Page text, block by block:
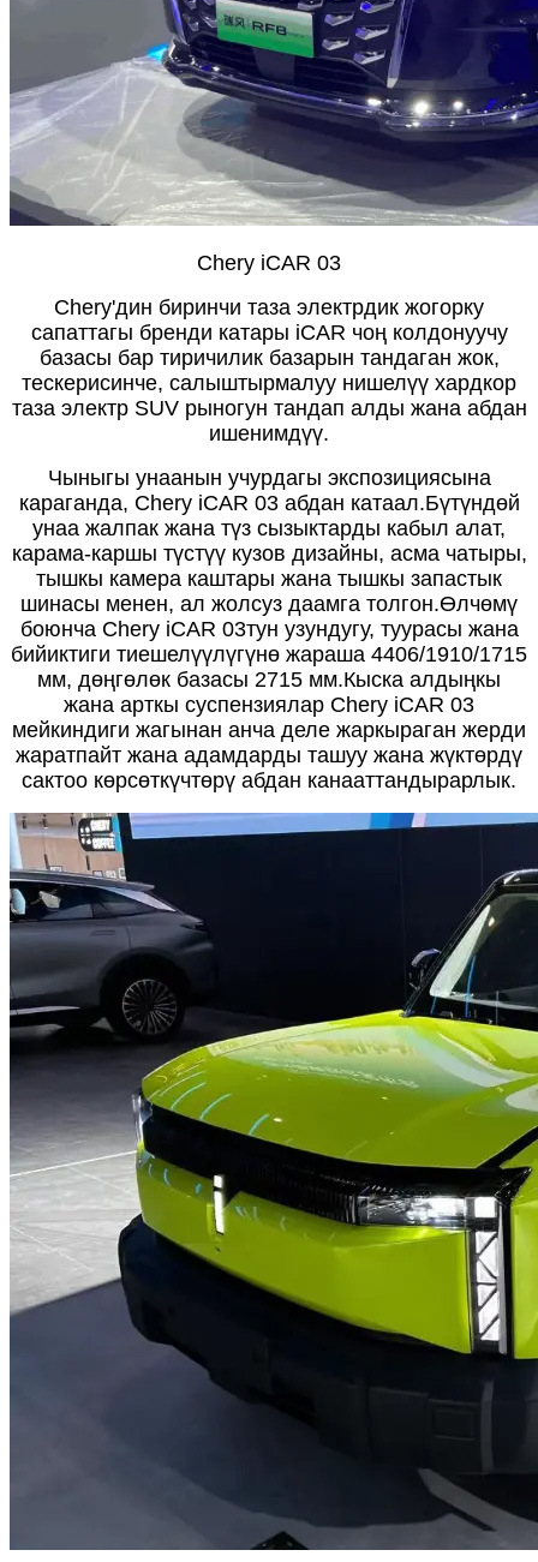
Chery iCAR 03
Chery'дин биринчи таза электрдик жогорку
сапаттагы бренди катары iCAR чоң колдонуучу
базасы бар тиричилик базарын тандаган жок,
тескерисинче, салыштырмалуу нишелүү хардкор
таза электр SUV рыногун тандап алды жана абдан
ишенимдүү.
Чыныгы унаанын учурдагы экспозициясына
караганда, Chery iCAR 03 абдан катаал.Бүтүндөй
унаа жалпак жана түз сызыктарды кабыл алат,
карама-каршы түстүү кузов дизайны, асма чатыры,
тышкы камера каштары жана тышкы запастык
шинасы менен, ал жолсуз даамга толгон.Өлчөмү
боюнча Chery iCAR 03тун узундугу, туурасы жана
бийиктиги тиешелүүлүгүнө жараша 4406/1910/1715
мм, дөңгөлөк базасы 2715 мм.Кыска алдыңкы
жана арткы суспензиялар Chery iCAR 03
мейкиндиги жагынан анча деле жаркыраган жерди
жаратпайт жана адамдарды ташуу жана жүктөрдү
сактоо көрсөткүчтөрү абдан канааттандырарлык.